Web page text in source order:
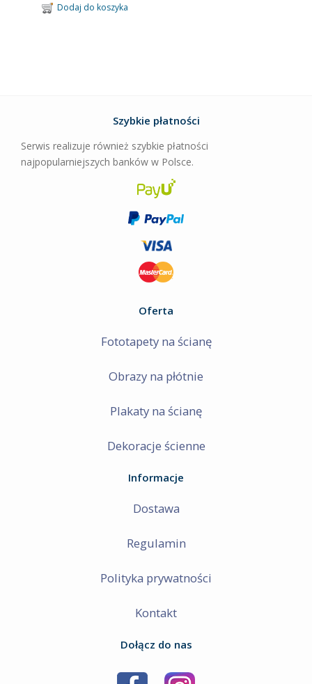
Dodaj do koszyka
Szybkie płatności
Serwis realizuje również szybkie płatności
najpopularniejszych banków w Polsce.
Oferta
Fototapety na ścianę
Obrazy na płótnie
Plakaty na ścianę
Dekoracje ścienne
Informacje
Dostawa
Regulamin
Polityka prywatności
Kontakt
Dołącz do nas